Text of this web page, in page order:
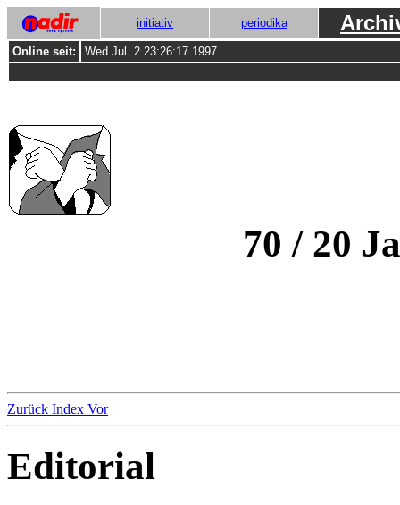
initiativ periodika
Online seit: Wed Jul 2 23:26:17 1997
70 / 20
Zurück Index Vor
Editorial